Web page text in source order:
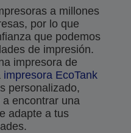
a millones
por lo que
que podemos
de impresión.
impresora de
impresora EcoTank
personalizado,
encontrar una
adapte a tus